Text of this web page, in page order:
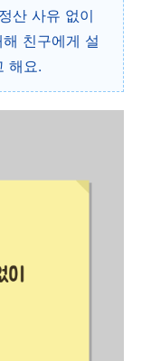
산 사유 없이
친구에게 설
해요.